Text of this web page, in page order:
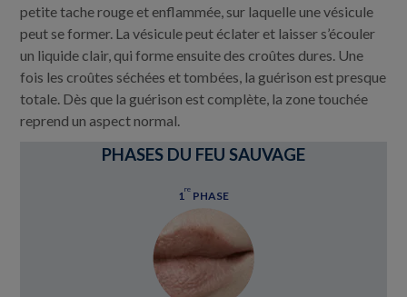
petite tache rouge et enflammée, sur laquelle une vésicule
peut se former. La vésicule peut éclater et laisser s’écouler
un liquide clair, qui forme ensuite des croûtes dures. Une
fois les croûtes séchées et tombées, la guérison est presque
totale. Dès que la guérison est complète, la zone touchée
reprend un aspect normal.
PHASES DU FEU SAUVAGE
1 re PHASE